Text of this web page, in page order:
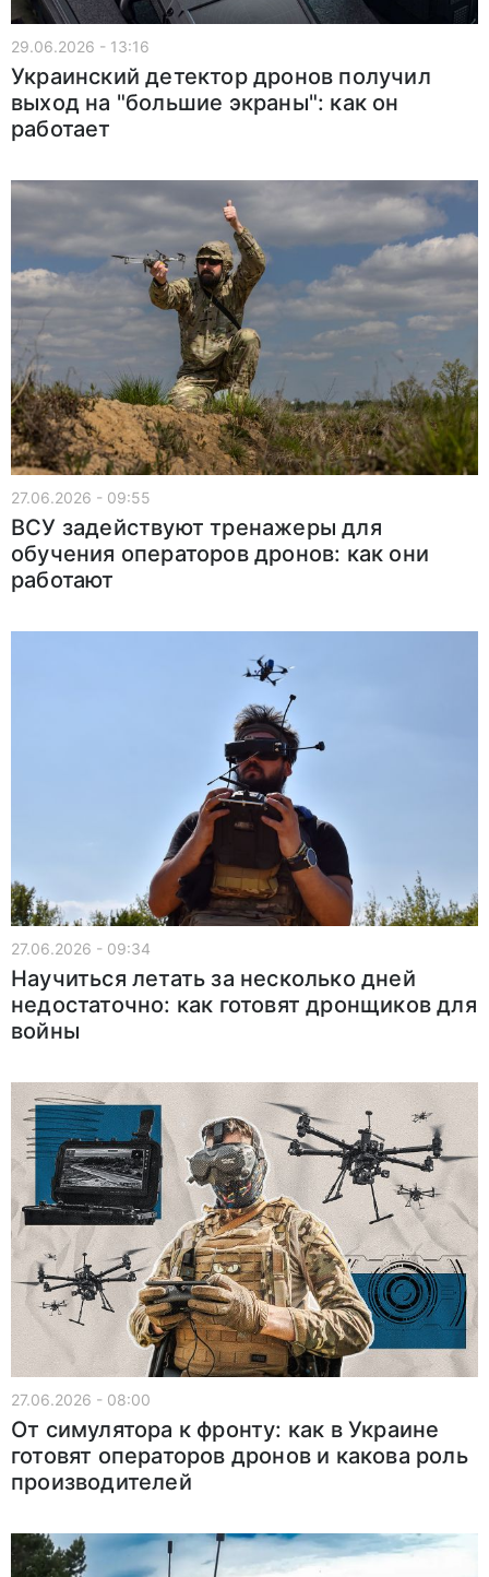
29.06.2026 - 13:16
Украинский детектор дронов получил
выход на "большие экраны": как он
работает
27.06.2026 - 09:55
ВСУ задействуют тренажеры для
обучения операторов дронов: как они
работают
27.06.2026 - 09:34
Научиться летать за несколько дней
недостаточно: как готовят дронщиков для
войны
27.06.2026 - 08:00
От симулятора к фронту: как в Украине
готовят операторов дронов и какова роль
производителей